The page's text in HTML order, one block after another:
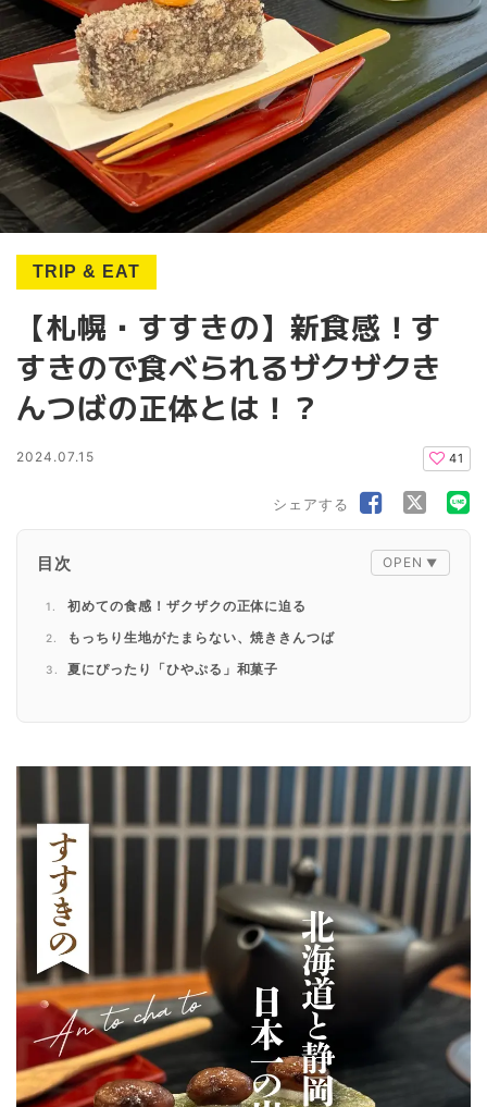
TRIP & EAT
【札幌・すすきの】新食感！す
すきので食べられるザクザクき
んつばの正体とは！？
2024.07.15 41
シェアする
目次
初めての食感！ザクザクの正体に迫る
もっちり生地がたまらない、焼ききんつば
夏にぴったり「ひやぷる」和菓子